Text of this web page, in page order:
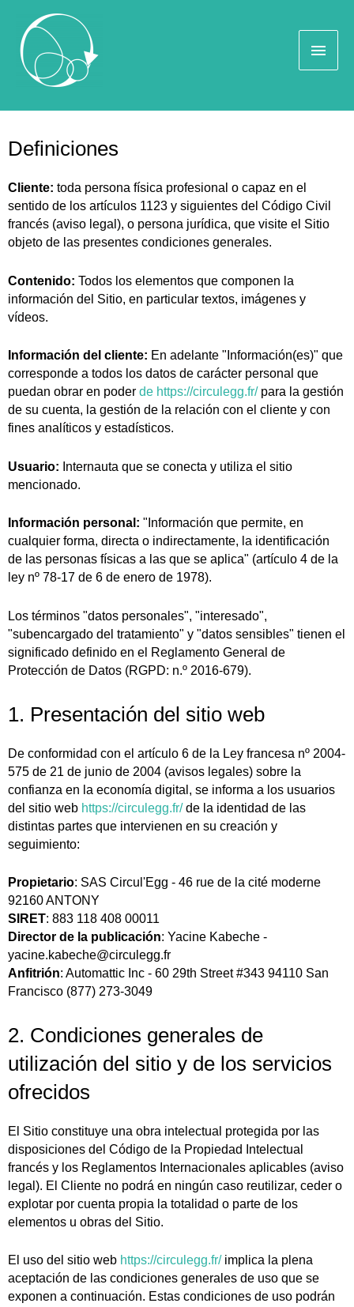
Definiciones
Cliente: toda persona física profesional o capaz en el
sentido de los artículos 1123 y siguientes del Código Civil
francés (aviso legal), o persona jurídica, que visite el Sitio
objeto de las presentes condiciones generales.
Contenido: Todos los elementos que componen la
información del Sitio, en particular textos, imágenes y
vídeos.
Información del cliente: En adelante "Información(es)" que
corresponde a todos los datos de carácter personal que
puedan obrar en poder de https://circulegg.fr/para la gestión
de su cuenta, la gestión de la relación con el cliente y con
fines analíticos y estadísticos.
Usuario: Internauta que se conecta y utiliza el sitio
mencionado.
Información personal: "Información que permite, en
cualquier forma, directa o indirectamente, la identificación
de las personas físicas a las que se aplica" (artículo 4 de la
ley nº 78-17 de 6 de enero de 1978).
Los términos "datos personales", "interesado",
"subencargado del tratamiento" y "datos sensibles" tienen el
significado definido en el Reglamento General de
Protección de Datos (RGPD: n.º 2016-679).
1. Presentación del sitio web
De conformidad con el artículo 6 de la Ley francesa nº 2004-
575 de 21 de junio de 2004 (avisos legales) sobre la
confianza en la economía digital, se informa a los usuarios
del sitio web https://circulegg.fr/de la identidad de las
distintas partes que intervienen en su creación y
seguimiento:
Propietario: SAS Circul'Egg - 46 rue de la cité moderne
92160 ANTONY
SIRET: 883 118 408 00011
Director de la publicación: Yacine Kabeche -
yacine.kabeche@circulegg.fr
Anfitrión: Automattic Inc - 60 29th Street #343 94110 San
Francisco (877) 273-3049
2. Condiciones generales de
utilización del sitio y de los servicios
ofrecidos
El Sitio constituye una obra intelectual protegida por las
disposiciones del Código de la Propiedad Intelectual
francés y los Reglamentos Internacionales aplicables (aviso
legal). El Cliente no podrá en ningún caso reutilizar, ceder o
explotar por cuenta propia la totalidad o parte de los
elementos u obras del Sitio.
El uso del sitio web https://circulegg.fr/implica la plena
aceptación de las condiciones generales de uso que se
exponen a continuación. Estas condiciones de uso podrán